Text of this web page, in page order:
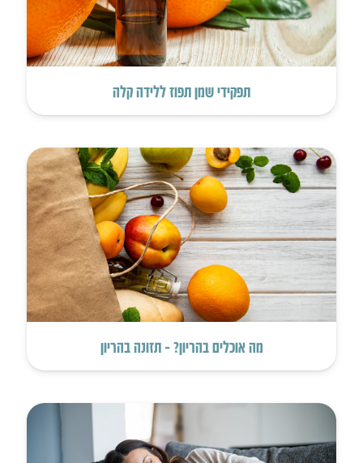
תפקידי שמן תפוז ללידה קלה
מה אוכלים בהריון? – תזונה בהריון